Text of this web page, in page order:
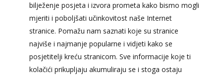
bilježenje posjeta i izvora prometa kako bismo mogli
mjeriti i poboljšati učinkovitost naše Internet
stranice. Pomažu nam saznati koje su stranice
najviše i najmanje popularne i vidjeti kako se
posjetitelji kreću stranicom. Sve informacije koje ti
kolačići prikupljaju akumuliraju se i stoga ostaju